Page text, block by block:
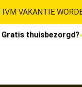
IVM VAKANTIE
Gratis thuisbezorgd?